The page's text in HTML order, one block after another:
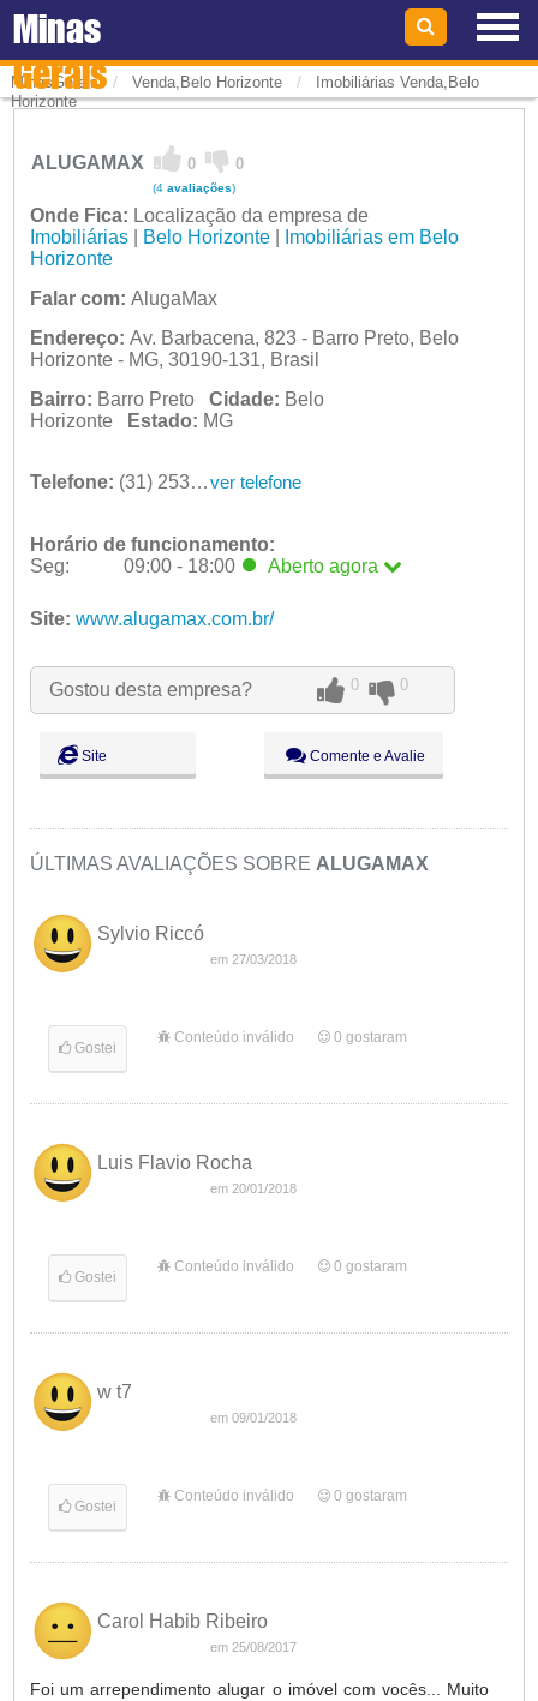
Minas
Gerais
MinasGerais / Venda,Belo Horizonte /
Imobiliárias Venda,Belo
Horizonte
ALUGAMAX 0 0
(4 avaliações)
Onde Fica: Localização da empresa de
Imobiliárias| Belo Horizonte|
Imobiliárias em Belo
Horizonte
Falar com: AlugaMax
Endereço: Av. Barbacena, 823 - Barro Preto, Belo
Horizonte - MG, 30190-131, Brasil
Bairro: Barro Preto Cidade: Belo
Horizonte
Estado: MG
Telefone: (31) 2534-8800 ver telefone
Horário de funcionamento:
Seg:
09:00 - 18:00 Aberto agora
Ter:
09:00 - 18:00
Qui:
09:00 - 18:00
Sex:
09:00 - 18:00
Sáb:
Dom:
Fechado
Site: www.alugamax.com.br/
Gostou desta empresa? 0 0
Site Comente e Avalie
ÚLTIMAS AVALIAÇÕES SOBRE ALUGAMAX
Sylvio Riccó
em 27/03/2018
Gostei
Conteúdo inválido 0 gostaram
Luis Flavio Rocha
em 20/01/2018
Gostei
Conteúdo inválido 0 gostaram
w t7
em 09/01/2018
Gostei
Conteúdo inválido 0 gostaram
Carol Habib Ribeiro
em 25/08/2017
Foi um arrependimento alugar o imóvel com vocês... Muito